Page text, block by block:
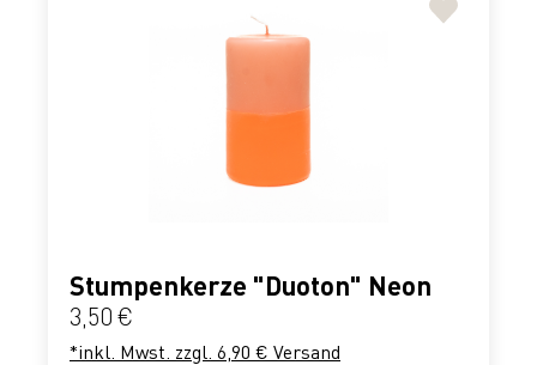
Stumpenkerze "Duoton" Neon
Regulärer Preis:
3,50 €
*inkl. Mwst. zzgl. 6,90 € Versand